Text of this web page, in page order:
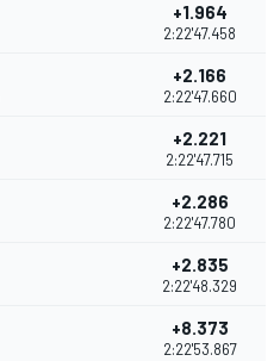
+1.964
2:22'47.458
+2.166
2:22'47.660
+2.221
2:22'47.715
+2.286
2:22'47.780
+2.835
2:22'48.329
+8.373
2:22'53.867